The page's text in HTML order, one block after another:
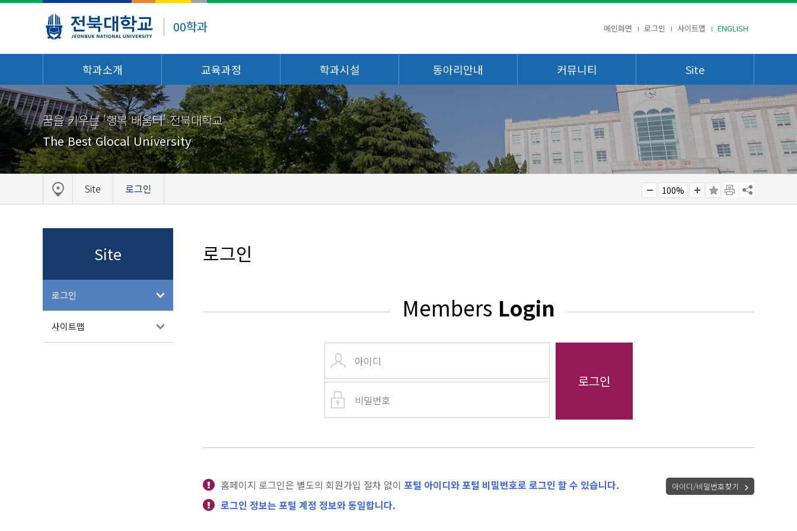
00학과 메인화면 로그인 사이트맵 ENGLISH
학과소개 교육과정 학과시설 동아리안내 커뮤니티 Site
꿈을 키우는 '행복 배움터' 전북대학교
The Best Glocal University
Site 로그인 100%
Site
로그인
사이트맵
로그인
Members Login
홈페이지 로그인은 별도의 회원가입 절차 없이 포털 아이디와 포털 비밀번호로 로그인 할 수 있습니다.
로그인 정보는 포털 계정 정보와 동일합니다.
아이디/비밀번호찾기